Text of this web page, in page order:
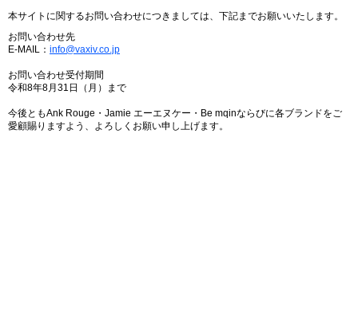
本サイトに関するお問い合わせにつきましては、下記までお願いいたします。
お問い合わせ先
E-MAIL： info@vaxiv.co.jp
お問い合わせ受付期間
令和8年8月31日（月）まで
今後ともAnk Rouge・Jamie エーエヌケー・Be mqinならびに各ブランドをご
愛顧賜りますよう、よろしくお願い申し上げます。